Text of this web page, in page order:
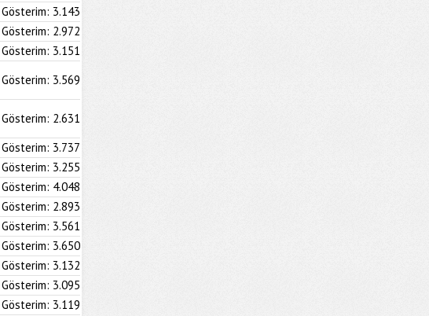
Gösterim: 3.143
Gösterim: 2.972
Gösterim: 3.151
Gösterim: 3.569
Gösterim: 2.631
Gösterim: 3.737
Gösterim: 3.255
Gösterim: 4.048
Gösterim: 2.893
Gösterim: 3.561
Gösterim: 3.650
Gösterim: 3.132
Gösterim: 3.095
Gösterim: 3.119